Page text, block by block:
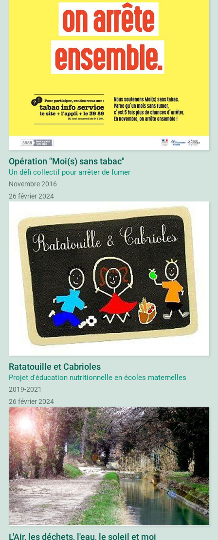
Opération "Moi(s) sans tabac"
Un défi collectif pour arrêter de fumer
Novembre 2016
26 février 2024
Ratatouille et Cabrioles
Projet d'éducation nutritionnelle en écoles maternelles
2019-2021
26 février 2024
L'Air, les déchets, l'eau, le soleil et moi